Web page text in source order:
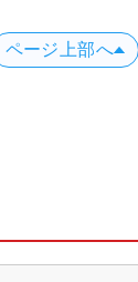
ページ上部へ